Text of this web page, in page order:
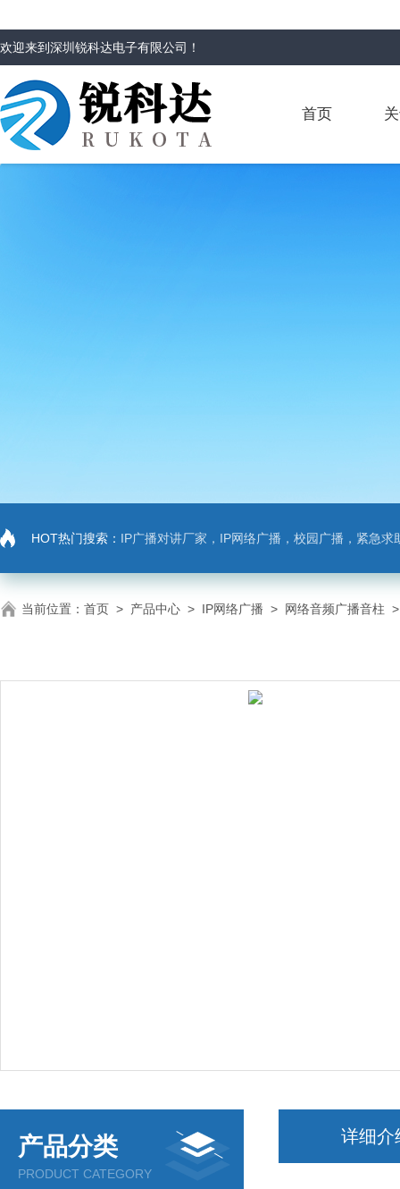
欢迎来到深圳锐科达电子有限公司 ！
首页
HOT热门搜索： IP广播对讲厂家，IP网络广播，校园广播，紧急求助，IP广播对讲系
当前位置： 首页 > 产品中心 > IP网络广播 > 网络音频广播音柱
产品分类
PRODUCT CATEGORY
详细介